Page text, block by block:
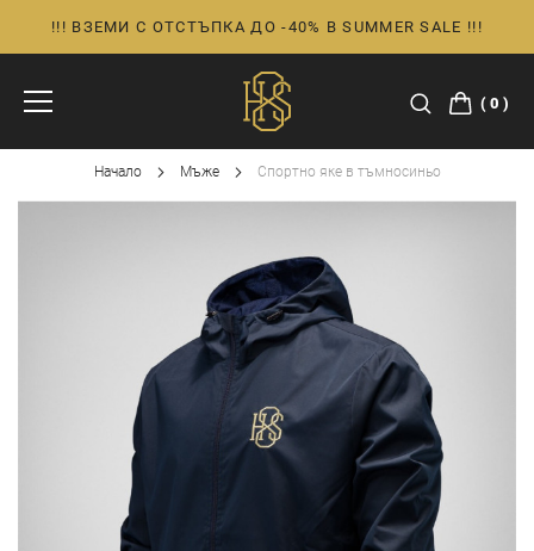
Прескачане
към
съдържанието
!!! ВЗЕМИ С ОТСТЪПКА ДО -40% В SUMMER SALE !!!
0
Начало Мъже Спортно яке в тъмносиньо
изображенията